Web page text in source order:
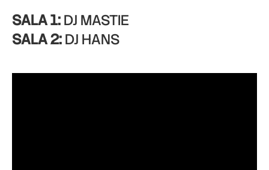
SALA 1:DJ MASTIE
SALA 2:DJ HANS